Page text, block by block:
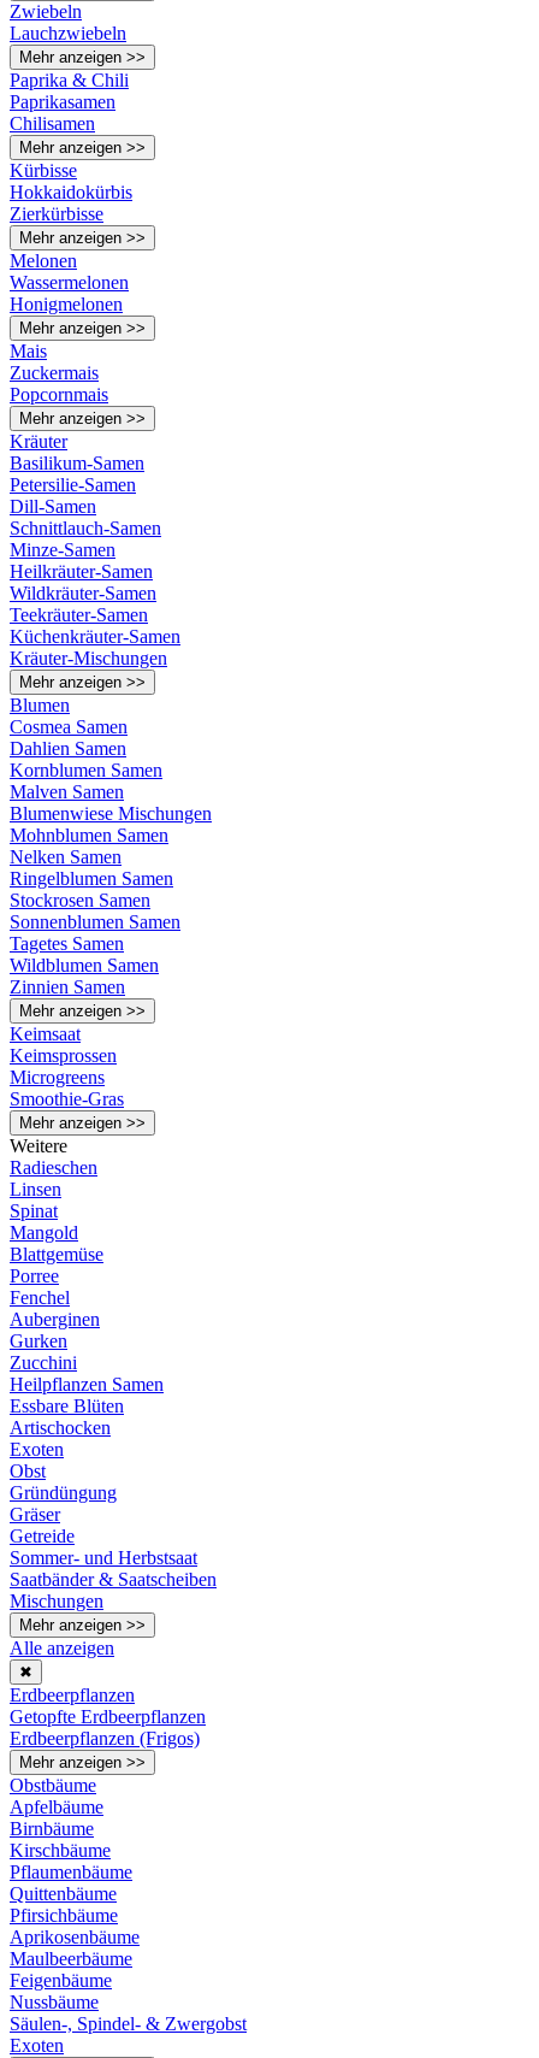
Zwiebeln
Lauchzwiebeln
Mehr anzeigen >>
Paprika & Chili
Paprikasamen
Chilisamen
Mehr anzeigen >>
Kürbisse
Hokkaidokürbis
Zierkürbisse
Mehr anzeigen >>
Melonen
Wassermelonen
Honigmelonen
Mehr anzeigen >>
Mais
Zuckermais
Popcornmais
Mehr anzeigen >>
Kräuter
Basilikum-Samen
Petersilie-Samen
Dill-Samen
Schnittlauch-Samen
Minze-Samen
Heilkräuter-Samen
Wildkräuter-Samen
Teekräuter-Samen
Küchenkräuter-Samen
Kräuter-Mischungen
Mehr anzeigen >>
Blumen
Cosmea Samen
Dahlien Samen
Kornblumen Samen
Malven Samen
Blumenwiese Mischungen
Mohnblumen Samen
Nelken Samen
Ringelblumen Samen
Stockrosen Samen
Sonnenblumen Samen
Tagetes Samen
Wildblumen Samen
Zinnien Samen
Mehr anzeigen >>
Keimsaat
Keimsprossen
Microgreens
Smoothie-Gras
Mehr anzeigen >>
Weitere
Radieschen
Linsen
Spinat
Mangold
Blattgemüse
Porree
Fenchel
Auberginen
Gurken
Zucchini
Heilpflanzen Samen
Essbare Blüten
Artischocken
Exoten
Obst
Gründüngung
Gräser
Getreide
Sommer- und Herbstsaat
Saatbänder & Saatscheiben
Mischungen
Mehr anzeigen >>
Alle anzeigen
✖
Erdbeerpflanzen
Getopfte Erdbeerpflanzen
Erdbeerpflanzen (Frigos)
Mehr anzeigen >>
Obstbäume
Apfelbäume
Birnbäume
Kirschbäume
Pflaumenbäume
Quittenbäume
Pfirsichbäume
Aprikosenbäume
Maulbeerbäume
Feigenbäume
Nussbäume
Säulen-, Spindel- & Zwergobst
Exoten